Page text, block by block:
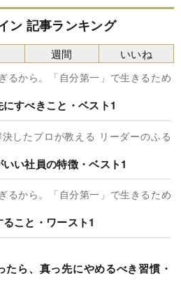
ン 記事ランキング
るから。「自分第一」で生きるため
にすべきこと・ベスト1
したプロが教える リーダーのふる
い社員の特徴・ベスト1
るから。「自分第一」で生きるため
こと・ワースト1
たら、真っ先にやめるべき習慣・
週間 いいね